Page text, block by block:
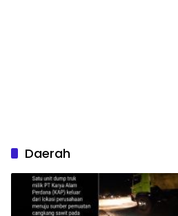
Daerah